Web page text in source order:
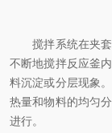
搅拌系统在夹套
不断地搅拌反应釜
料沉淀或分层现象
热量和物料的均匀
进行。